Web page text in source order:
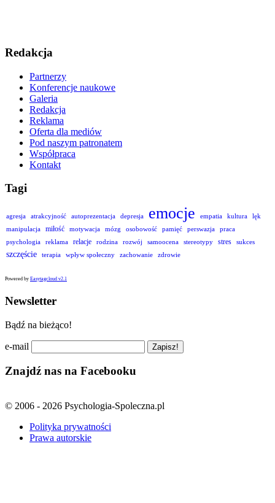
Redakcja
Partnerzy
Konferencje naukowe
Galeria
Redakcja
Reklama
Oferta dla mediów
Pod naszym patronatem
Współpraca
Kontakt
Tagi
agresja atrakcyjność autoprezentacja depresja emocje empatia kultura
lęk
manipulacja
miłość motywacja mózg osobowość pamięć perswazja
praca
psychologia
reklama relacje rodzina rozwój samoocena stereotypy stres sukces
szczęście terapia wpływ społeczny zachowanie zdrowie
Powered by Easytagcloud v2.1
Newsletter
Bądź na bieżąco!
e-mail
Znajdź nas na Facebooku
© 2006 - 2026 Psychologia-Spoleczna.pl
Polityka prywatności
Prawa autorskie